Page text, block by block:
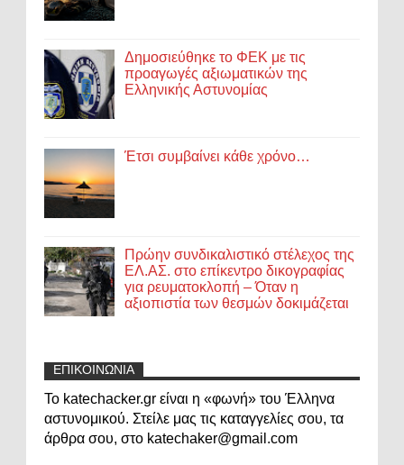
Δημοσιεύθηκε το ΦΕΚ με τις
προαγωγές αξιωματικών της
Ελληνικής Αστυνομίας
Έτσι συμβαίνει κάθε χρόνο…
Πρώην συνδικαλιστικό στέλεχος της
ΕΛ.ΑΣ. στο επίκεντρο δικογραφίας
για ρευματοκλοπή – Όταν η
αξιοπιστία των θεσμών δοκιμάζεται
ΕΠΙΚΟΙΝΩΝΙΑ
Το katechacker.gr είναι η «φωνή» του Έλληνα
αστυνομικού. Στείλε μας τις καταγγελίες σου, τα
άρθρα σου, στο katechaker@gmail.com